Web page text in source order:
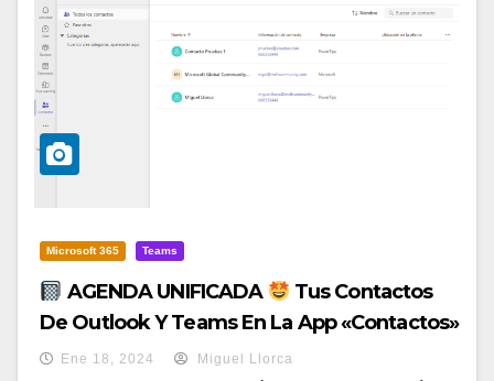
Microsoft 365 Teams
AGENDA UNIFICADA
Tus Contactos
De Outlook Y Teams En La App «Contactos»
De Microsoft Teams
Ene 18, 2024 Miguel Llorca